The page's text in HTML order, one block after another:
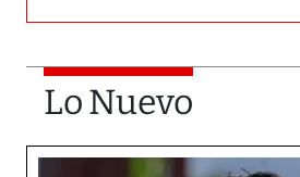
Lo Nuevo